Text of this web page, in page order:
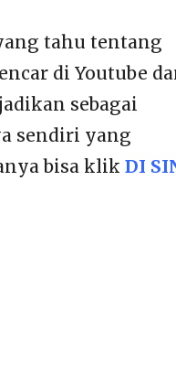
tahu tentang
di Youtube
sebagai
sendiri yang
bisa klik DI